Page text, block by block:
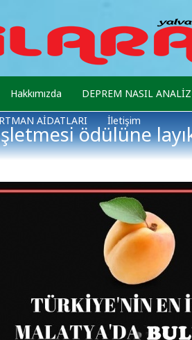
Hakkımızda DEPREM NASIL
AİDATLARI İletişim
ödülüne